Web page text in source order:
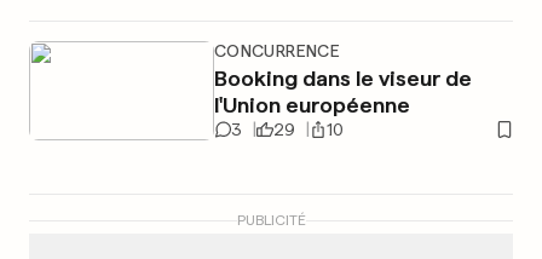
CONCURRENCE
Booking dans le viseur de
l'Union européenne
3 29 10
PUBLICITÉ